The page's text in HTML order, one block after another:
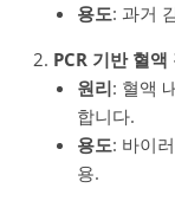
용도: 과거
PCR 기반 혈액
원리: 혈액
합니다.
용도: 바이
용.